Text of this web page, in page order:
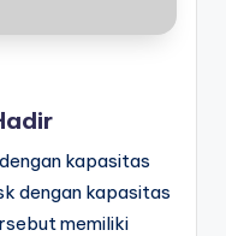
kapasitas
dengan kapasitas
memiliki